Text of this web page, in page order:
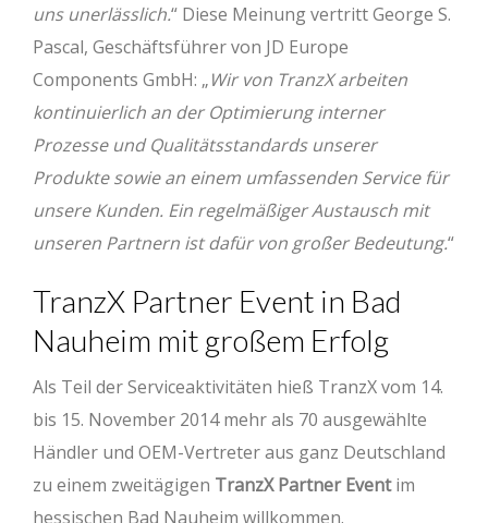
uns unerlässlich.“ Diese Meinung vertritt George S.
Pascal, Geschäftsführer von JD Europe
Components GmbH: „Wir von TranzX arbeiten
kontinuierlich an der Optimierung interner
Prozesse und Qualitätsstandards unserer
Produkte sowie an einem umfassenden Service für
unsere Kunden. Ein regelmäßiger Austausch mit
unseren Partnern ist dafür von großer Bedeutung.“
TranzX Partner Event in Bad
Nauheim mit großem Erfolg
Als Teil der Serviceaktivitäten hieß TranzX vom 14.
bis 15. November 2014 mehr als 70 ausgewählte
Händler und OEM-Vertreter aus ganz Deutschland
zu einem zweitägigen TranzX Partner Eventim
hessischen Bad Nauheim willkommen.